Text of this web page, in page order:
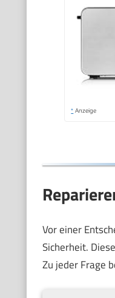
* Anzeige
Vor einer
Sicherheit.
Zu jeder Frage